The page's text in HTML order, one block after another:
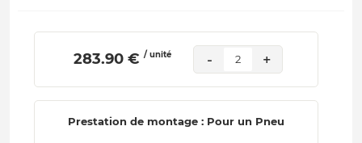
283.90 € / unité - 2 +
Prestation de montage : Pour un Pneu